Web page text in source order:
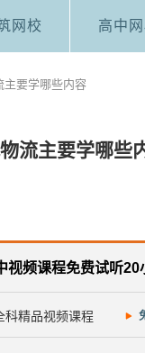
网校 高中
主要学哪些内容
流主要学哪些
视频课程免费试听20
科精品视频课程